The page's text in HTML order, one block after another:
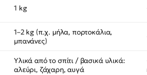
1 kg
1–2 kg (π.χ. μήλα, πορτοκάλια,
μπανάνες)
Υλικά από το σπίτι / βασικά υλικά:
αλεύρι, ζάχαρη, αυγά